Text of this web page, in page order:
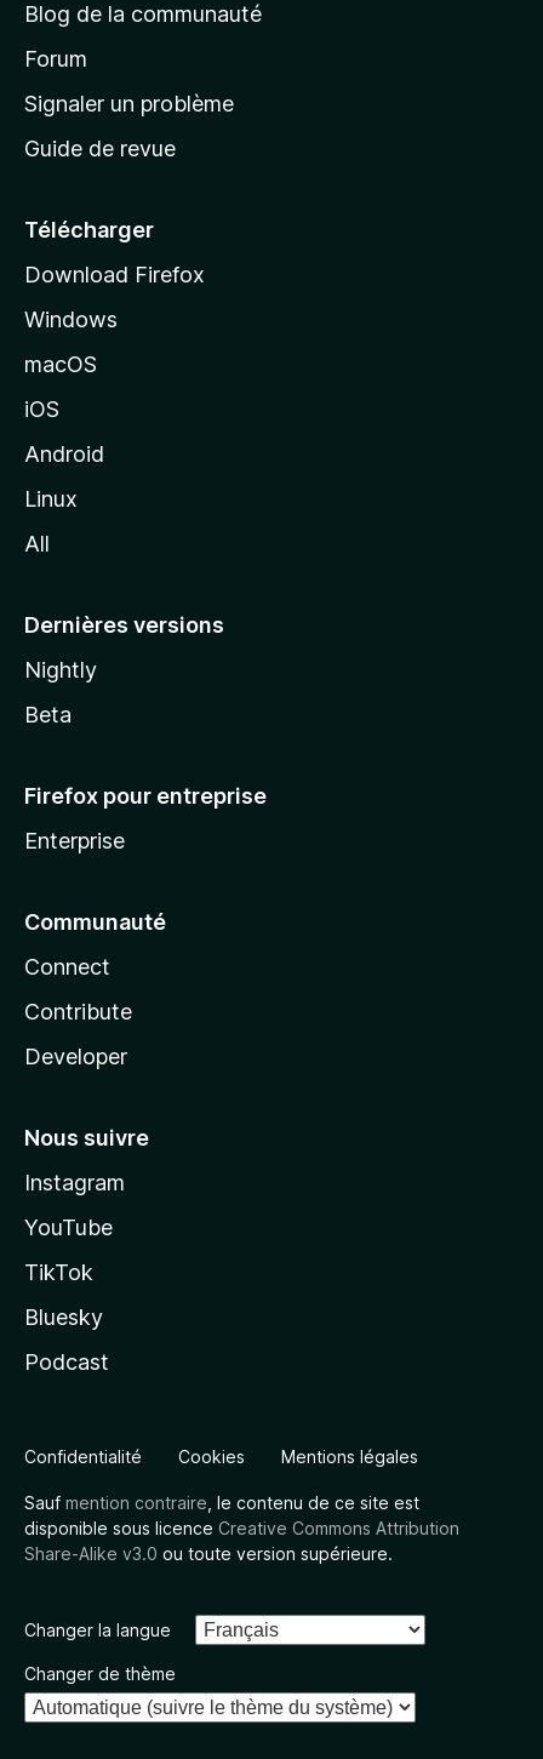
d
a
c
e
l
d
o
z
l
Blog de la communauté
Forum
Signaler un problème
Guide de revue
Télécharger
Download Firefox
Windows
macOS
iOS
Android
Linux
All
Dernières versions
Nightly
Beta
Firefox pour entreprise
Enterprise
Communauté
Connect
Contribute
Developer
Nous suivre
Instagram
YouTube
TikTok
Bluesky
Podcast
Confidentialité Cookies Mentions légales
Sauf mention contraire , le contenu de ce site est
disponible sous licence Creative Commons Attribution
Share-Alike v3.0 ou toute version supérieure.
Changer la langue
Changer de thème